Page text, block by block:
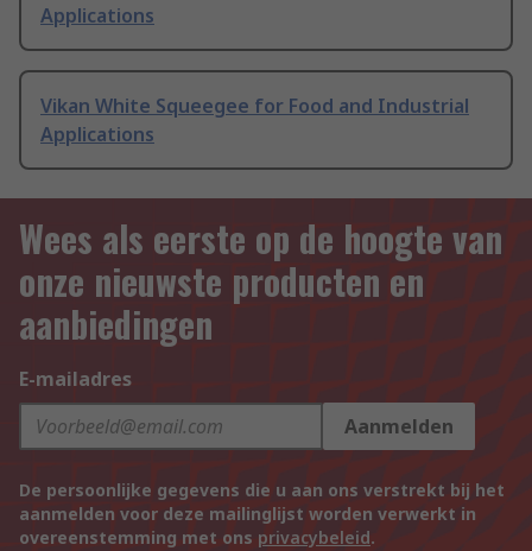
Applications
Vikan White Squeegee for Food and Industrial
Applications
Wees als eerste op de hoogte van
onze nieuwste producten en
aanbiedingen
E-mailadres
Aanmelden
De persoonlijke gegevens die u aan ons verstrekt bij het
aanmelden voor deze mailinglijst worden verwerkt in
overeenstemming met ons privacybeleid.